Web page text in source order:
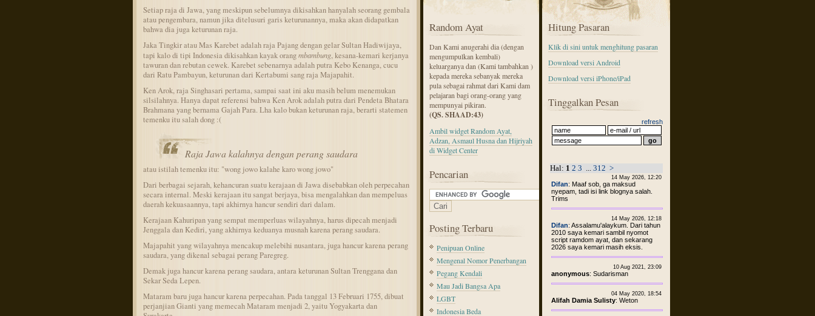
Setiap raja di Jawa, yang meskipun sebelumnya dikisahkan hanyalah seorang gembala
atau pengembara, namun jika ditelusuri garis keturunannya, maka akan didapatkan
bahwa dia juga keturunan raja.
Jaka Tingkir atau Mas Karebet adalah raja Pajang dengan gelar Sultan Hadiwijaya,
tapi kalo di tipi Indonesia dikisahkan kayak orangmbambung, kesana-kemari kerjanya
tawuran dan rebutan cewek. Karebet sebenarnya adalah putra Kebo Kenanga, cucu
dari Ratu Pambayun, keturunan dari Kertabumi sang raja Majapahit.
Ken Arok, raja Singhasari pertama, sampai saat ini aku masih belum menemukan
silsilahnya. Hanya dapat referensi bahwa Ken Arok adalah putra dari Pendeta Bhatara
Brahmana yang bernama Gajah Para. Lha kalo bukan keturunan raja, berarti statemen
temenku itu salah dong :(
Raja Jawa kalahnya dengan perang saudara
atau istilah temenku itu: "wong jowo kalahe karo wong jowo"
Dari berbagai sejarah, kehancuran suatu kerajaan di Jawa disebabkan oleh perpecahan
secara internal. Meski kerajaan itu sangat berjaya, bisa mengalahkan dan mempeluas
daerah kekuasaannya, tapi akhirnya hancur sendiri dari dalam.
Kerajaan Kahuripan yang sempat memperluas wilayahnya, harus dipecah menjadi
Jenggala dan Kediri, yang akhirnya keduanya musnah karena perang saudara.
Majapahit yang wilayahnya mencakup melebihi nusantara, juga hancur karena perang
saudara, yang dikenal sebagai perang Paregreg.
Demak juga hancur karena perang saudara, antara keturunan Sultan Trenggana dan
Sekar Seda Lepen.
Mataram baru juga hancur karena perpecahan. Pada tanggal 13 Februari 1755, dibuat
perjanjian Gianti yang memecah Mataram menjadi 2, yaitu Yogyakarta dan
Random Ayat
Dan Kami anugerahi dia (dengan
mengumpulkan kembali)
keluarganya dan (Kami tambahkan )
kepada mereka sebanyak mereka
pula sebagai rahmat dari Kami dam
pelajaran bagi orang-orang yang
mempunyai pikiran.
(QS. SHAAD:43)
Ambil widget Random Ayat,
Adzan, Asmaul Husna dan Hijriyah
di Widget Center
Pencarian
Posting Terbaru
Penipuan Online
Mengenal Nomor Penerbangan
Pegang Kendali
Mau Jadi Bangsa Apa
LGBT
Indonesia Beda
Hitung Pasaran
Klik di sini untuk menghitung pasaran
Download versi Android
Download versi iPhone/iPad
Tinggalkan Pesan